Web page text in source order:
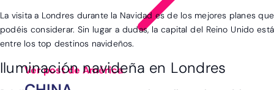
Ver post de América
La visita a Londres durante la Navidad es de los mejores planes que
podéis considerar. Sin lugar a dudas, la capital del Reino Unido está
entre los top destinos navideños.
Iluminación navideña en Londres